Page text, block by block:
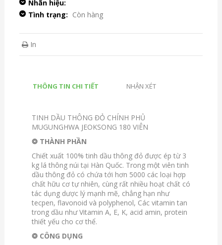
Nhãn hiệu:
Tình trạng: Còn hàng
In
THÔNG TIN CHI TIẾT NHẬN XÉT
TINH DẦU THÔNG ĐỎ CHÍNH PHỦ
MUGUNGHWA JEOKSONG 180 VIÊN
❂ THÀNH PHẦN
Chiết xuất 100% tinh dầu thông đỏ được ép từ 3
kg lá thông núi tại Hàn Quốc. Trong một viên tinh
dầu thông đỏ có chứa tới hơn 5000 các loại hợp
chất hữu cơ tự nhiên, cùng rất nhiều hoạt chất có
tác dụng dược lý mạnh mẽ, chẳng hạn như
tecpen, flavonoid và polyphenol, Các vitamin tan
trong dầu như Vitamin A, E, K, acid amin, protein
thiết yếu cho cơ thể.
❂ CÔNG DỤNG